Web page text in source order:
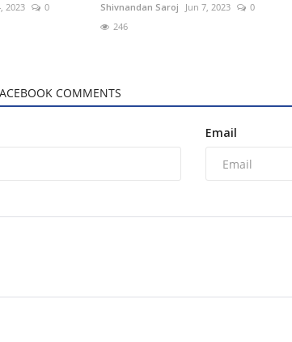
2023
0
Shivnandan Saroj Jun 7, 2023
0
246
COMMENTS
Email